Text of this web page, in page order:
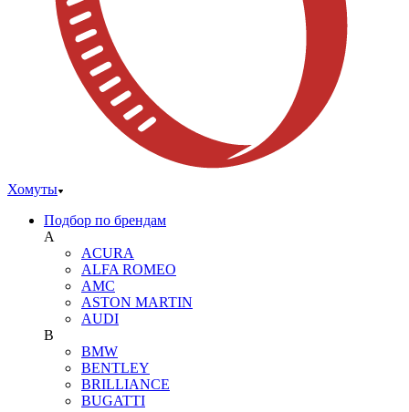
Хомуты
Подбор по брендам
A
ACURA
ALFA ROMEO
AMC
ASTON MARTIN
AUDI
B
BMW
BENTLEY
BRILLIANCE
BUGATTI